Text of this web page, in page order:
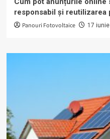
responsabil și reutilizarea
Panouri Fotovoltaice 17